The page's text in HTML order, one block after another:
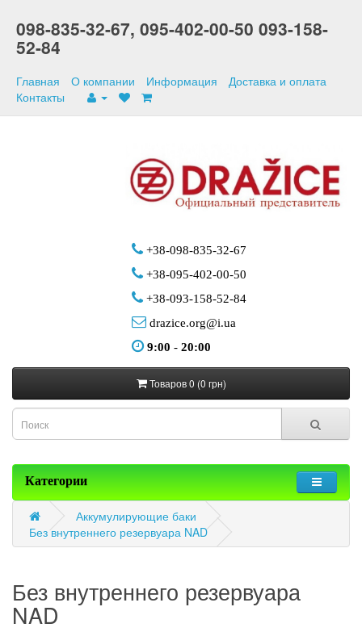
098-835-32-67, 095-402-00-50 093-158-
52-84
Главная О компании Информация
Доставка и оплата
Контакты
+38-098-835-32-67
+38-095-402-00-50
+38-093-158-52-84
drazice.org@i.ua
9:00 - 20:00
Товаров 0 (0 грн)
Категории
Аккумулирующие баки
Без внутреннего резервуара NAD
Без внутреннего резервуара
NAD